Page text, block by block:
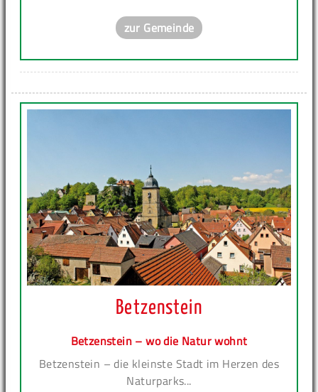
zur Gemeinde
Betzenstein
Betzenstein – wo die Natur wohnt
Betzenstein – die kleinste Stadt im Herzen des
Naturparks...